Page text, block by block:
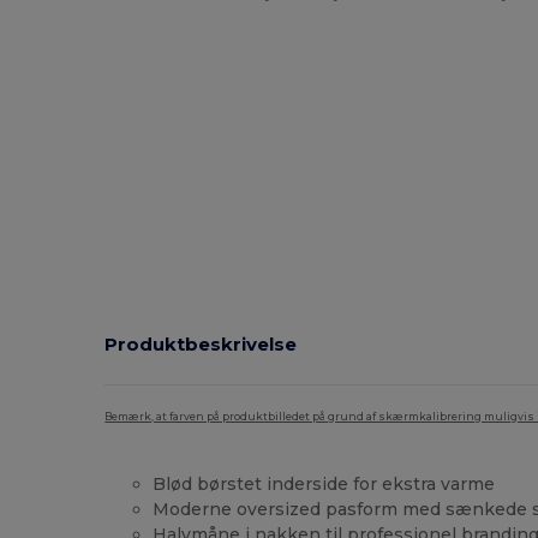
Produktbeskrivelse
Bemærk, at farven på produktbilledet på grund af skærmkalibrering
Blød børstet inderside for ekstra varme
Moderne oversized pasform med sænkede